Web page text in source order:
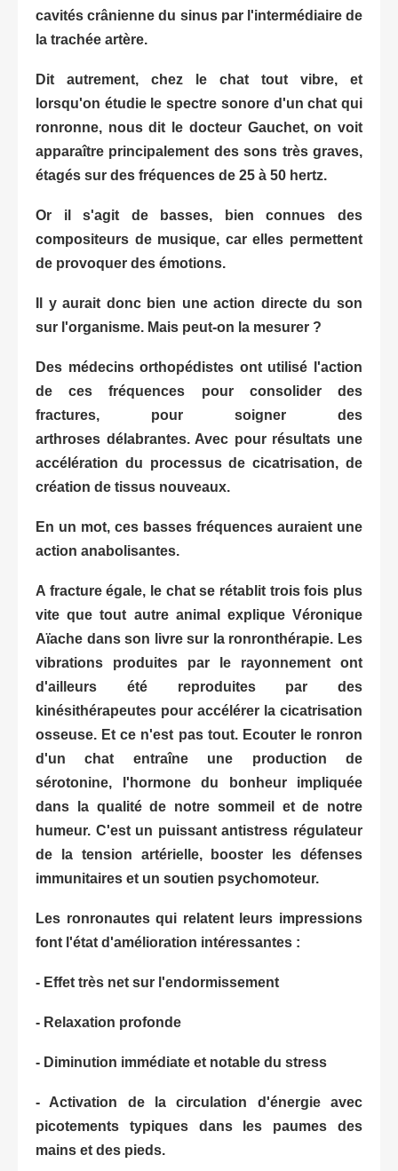
cavités crânienne du sinus par l'intermédiaire de
la trachée artère.
Dit autrement, chez le chat tout vibre, et
lorsqu'on étudie le spectre sonore d'un chat qui
ronronne, nous dit le docteur Gauchet, on voit
apparaître principalement des sons très graves,
étagés sur des fréquences de 25 à 50 hertz.
Or il s'agit de basses, bien connues des
compositeurs de musique, car elles permettent
de provoquer des émotions.
Il y aurait donc bien une action directe du son
sur l'organisme. Mais peut-on la mesurer ?
Des médecins orthopédistes ont utilisé l'action
de ces fréquences pour consolider des
fractures, pour soigner des
arthroses délabrantes. Avec pour résultats une
accélération du processus de cicatrisation, de
création de tissus nouveaux.
En un mot, ces basses fréquences auraient une
action anabolisantes.
A fracture égale, le chat se rétablit trois fois plus
vite que tout autre animal
explique Véronique
Aïache dans son livre sur la ronronthérapie. Les
vibrations produites par le rayonnement ont
d'ailleurs été reproduites par des
kinésithérapeutes pour accélérer la cicatrisation
osseuse. Et ce n'est pas tout. Ecouter le ronron
d'un chat entraîne une production de
sérotonine, l'hormone du bonheur impliquée
dans la qualité de notre sommeil et de notre
humeur. C'est un puissant antistress régulateur
de la tension artérielle, booster les défenses
immunitaires et un soutien psychomoteur.
Les ronronautes qui relatent leurs impressions
font l'état d'amélioration intéressantes :
- Effet très net sur l'endormissement
- Relaxation profonde
- Diminution immédiate et notable du stress
- Activation de la circulation d'énergie avec
picotements typiques dans les paumes des
mains et des pieds.